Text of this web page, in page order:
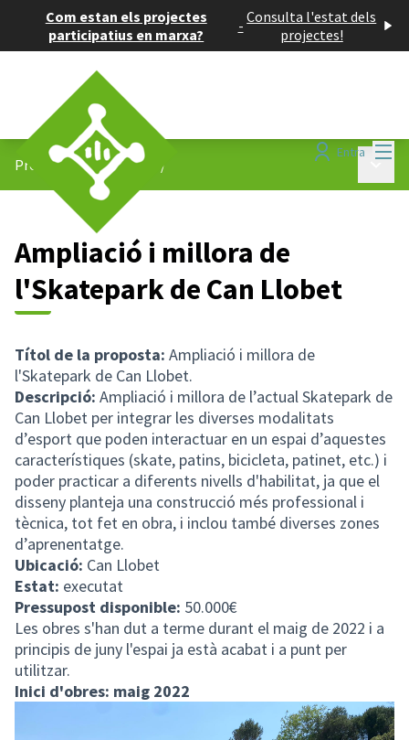
Com estan els projectes
participatius en marxa?
- Consulta l'estat dels
projectes!
Entra
Projectes participatius /
Ampliació i millora de
l'Skatepark de Can Llobet
Títol de la proposta: Ampliació i millora de
l'Skatepark de Can Llobet.
Descripció: Ampliació i millora de l’actual Skatepark de
Can Llobet per integrar les diverses modalitats
d’esport que poden interactuar en un espai d’aquestes
característiques (skate, patins, bicicleta, patinet, etc.) i
poder practicar a diferents nivells d'habilitat, ja que el
disseny planteja una construcció més professional i
tècnica, tot fet en obra, i inclou també diverses zones
d’aprenentatge.
Ubicació: Can Llobet
Estat: executat
Pressupost disponible: 50.000€
Les obres s'han dut a terme durant el maig de 2022 i a
principis de juny l'espai ja està acabat i a punt per
utilitzar.
Inici d'obres: maig 2022